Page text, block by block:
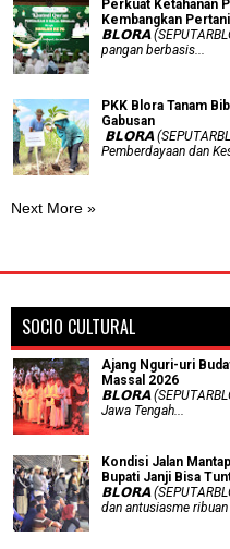
​Perkuat Ketahanan
Kembangkan
𝗕𝗟𝗢𝗥𝗔
pangan berbasis...
PKK Blora Tanam
Gabusan
𝗕𝗟𝗢𝗥𝗔
Pemberdayaan dan
Next More »
SOCIO CULTURAL
Ajang Nguri-uri
Massal 2026
𝗕𝗟𝗢𝗥𝗔
Jawa Tengah...
Kondisi Jalan
Bupati Janji Bisa
𝗕𝗟𝗢𝗥𝗔
dan antusiasme